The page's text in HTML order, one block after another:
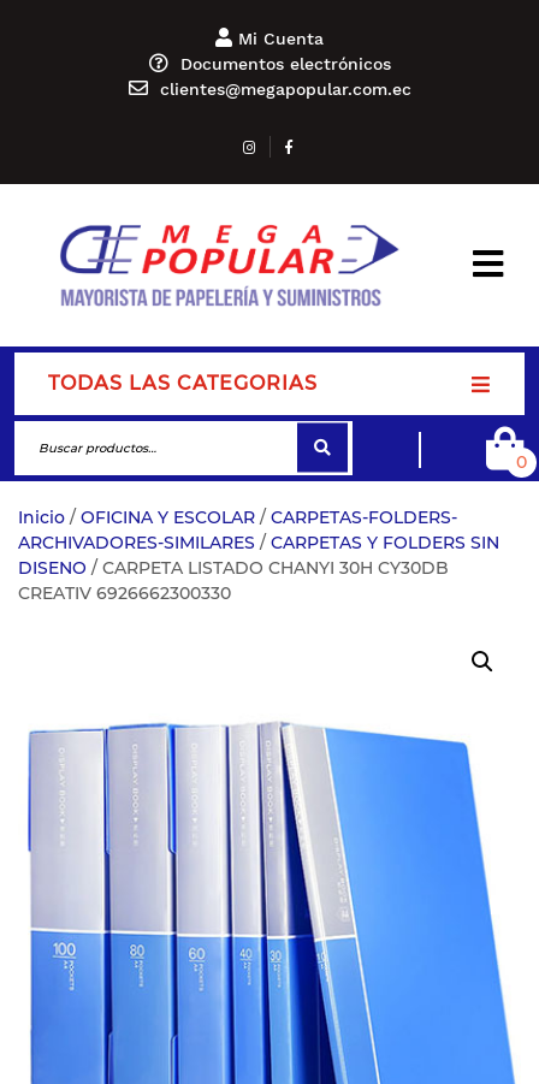
Mi Cuenta
Documentos electrónicos
clientes@megapopular.com.ec
TODAS LAS CATEGORIAS
0
Inicio / OFICINA Y ESCOLAR / CARPETAS-FOLDERS-
ARCHIVADORES-SIMILARES / CARPETAS Y FOLDERS SIN
DISENO / CARPETA LISTADO CHANYI 30H CY30DB
CREATIV 6926662300330